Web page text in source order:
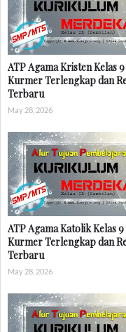
ATP Agama Kristen Kelas 9
Kurmer Terlengkap dan
Terbaru
May 28, 2026
ATP Agama Katolik Kelas 9
Kurmer Terlengkap dan
Terbaru
May 28, 2026